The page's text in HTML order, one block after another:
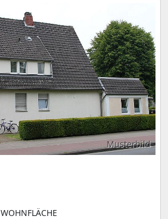
Musterbild
WOHNFLÄCHE